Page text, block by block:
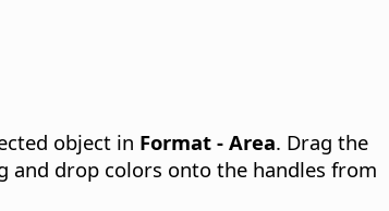
object in Format - Area. Drag the
and drop colors onto the handles from